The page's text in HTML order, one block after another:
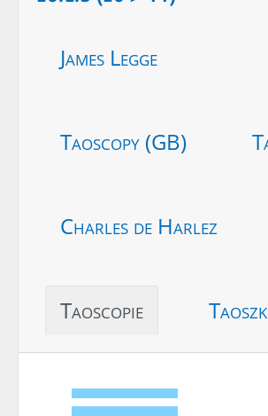
James Legge
Taoscopy (GB)
Charles de Harlez
Taoscopie